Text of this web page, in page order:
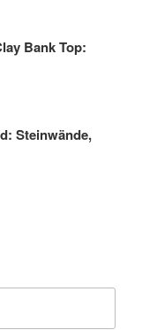
Bank Top:
Steinwände,